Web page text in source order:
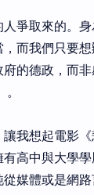
爭取來的。
而我們只要
的德政，而
我想起電影
高中與大學
媒體或是網